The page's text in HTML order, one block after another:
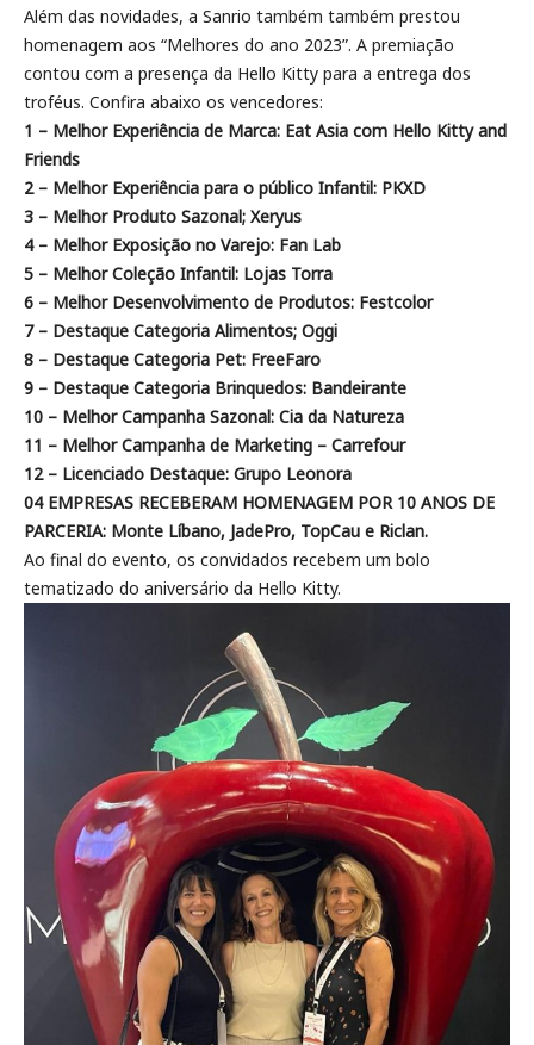
Além das novidades, a Sanrio também também prestou
homenagem aos “Melhores do ano 2023”. A premiação
contou com a presença da Hello Kitty para a entrega dos
troféus. Confira abaixo os vencedores:
1 – Melhor Experiência de Marca: Eat Asia com Hello Kitty and
Friends
2 – Melhor Experiência para o público Infantil: PKXD
3 – Melhor Produto Sazonal; Xeryus
4 – Melhor Exposição no Varejo: Fan Lab
5 – Melhor Coleção Infantil: Lojas Torra
6 – Melhor Desenvolvimento de Produtos: Festcolor
7 – Destaque Categoria Alimentos; Oggi
8 – Destaque Categoria Pet: FreeFaro
9 – Destaque Categoria Brinquedos: Bandeirante
10 – Melhor Campanha Sazonal: Cia da Natureza
11 – Melhor Campanha de Marketing – Carrefour
12 – Licenciado Destaque: Grupo Leonora
04 EMPRESAS RECEBERAM HOMENAGEM POR 10 ANOS DE
PARCERIA: Monte Líbano, JadePro, TopCau e Riclan.
Ao final do evento, os convidados recebem um bolo
tematizado do aniversário da Hello Kitty.